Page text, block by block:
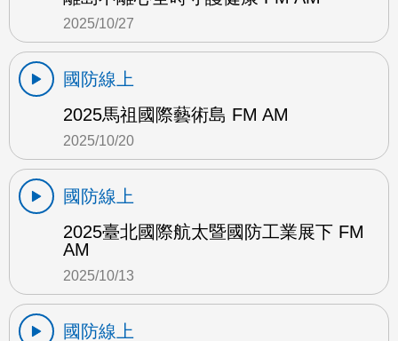
2025/10/27
國防線上
2025馬祖國際藝術島 FM AM
2025/10/20
國防線上
2025臺北國際航太暨國防工業展下 FM
AM
2025/10/13
國防線上